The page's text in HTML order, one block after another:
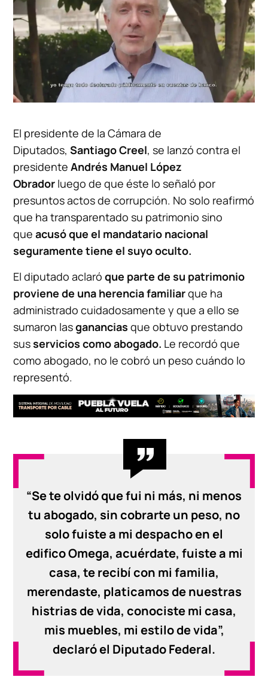
El presidente de la Cámara de
Diputados, Santiago Creel, se lanzó contra el
presidenteAndrés Manuel López
Obrador luego de que éste lo señaló por
presuntos actos de corrupción. No solo reafirmó
que ha transparentado su patrimonio sino
queacusó que el mandatario nacional
seguramente tiene el suyo oculto.
El diputado aclaró que parte de su patrimonio
proviene de una herencia familiarque ha
administrado cuidadosamente y que a ello se
sumaron lasganancias que obtuvo prestando
susservicios como abogado. Le recordó que
como abogado, no le cobró un peso cuándo lo
representó.
“Se te olvidó que fui ni más, ni menos
tu abogado, sin cobrarte un peso, no
solo fuiste a mi despacho en el
edifico Omega, acuérdate, fuiste a mi
casa, te recibí con mi familia,
merendaste, platicamos de nuestras
histrias de vida, conociste mi casa,
mis muebles, mi estilo de vida”,
declaró el Diputado Federal.